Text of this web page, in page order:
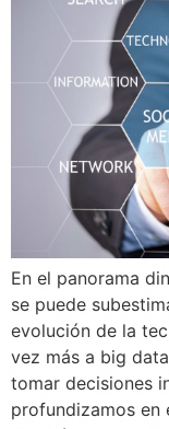
En el panorama
se puede
evolución de la
vez más a big
tomar decisiones
profundizamos en